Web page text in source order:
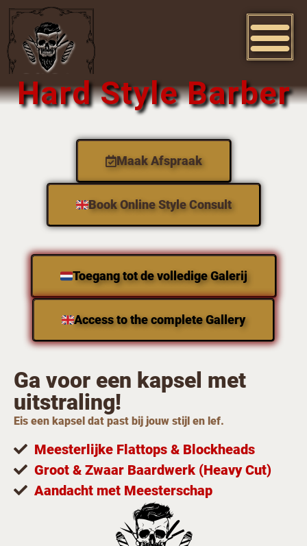
Hard Style Barber
Maak Afspraak
Book Online Style Consult
Toegang tot de volledige Galerij
Access to the complete Gallery
Ga voor een kapsel met
uitstraling!
Eis een kapsel dat past bij jouw stijl en lef.
Meesterlijke Flattops & Blockheads
Groot & Zwaar Baardwerk (Heavy Cut)
Aandacht met Meesterschap